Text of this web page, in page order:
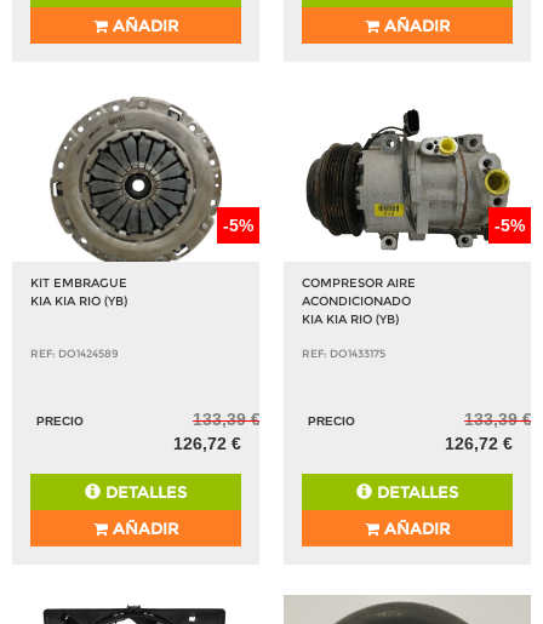
AÑADIR
AÑADIR
-5%
KIT EMBRAGUE
KIA KIA RIO (YB)
REF: DO1424589
PRECIO
133,39 €
126,72 €
DETALLES
AÑADIR
-5%
COMPRESOR AIRE
ACONDICIONADO
KIA KIA RIO (YB)
REF: DO1433175
PRECIO
133,39 €
126,72 €
DETALLES
AÑADIR